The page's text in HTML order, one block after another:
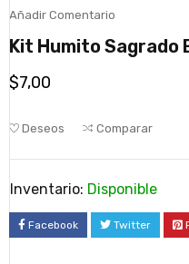
Añadir Comentario
Kit Humito Sagrado
$7,00
Deseos Comparar
Inventario: Disponible
Facebook Twitter